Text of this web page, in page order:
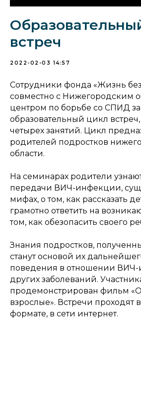
встреч
2022-02-03 14:57
Сотрудники фонда «Жизнь
совместно с Нижегородским
центром по борьбе со СПИД
образовательный цикл
четырех занятий. Цикл
родителей подростков
области.
На семинарах родители
передачи ВИЧ-инфекции,
мифах, о том, как рассказать
грамотно ответить на
том, как обезопасить своего
Знания подростков,
станут основой их
поведения в отношении
других заболеваний.
продемонстрирован фильм
взрослые». Встречи проходят
формате, в сети интернет.